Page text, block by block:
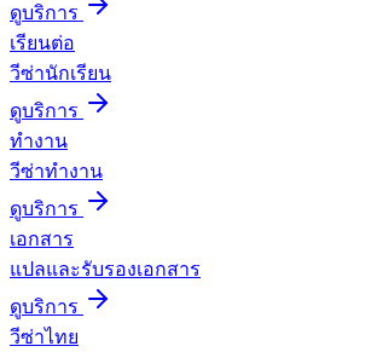
ดูบริการ
เรียนต่อ
วีซ่านักเรียน
ดูบริการ
ทำงาน
วีซ่าทำงาน
ดูบริการ
เอกสาร
แปลและรับรองเอกสาร
ดูบริการ
วีซ่าไทย